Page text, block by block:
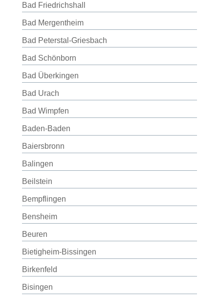
Bad Friedrichshall
Bad Mergentheim
Bad Peterstal-Griesbach
Bad Schönborn
Bad Überkingen
Bad Urach
Bad Wimpfen
Baden-Baden
Baiersbronn
Balingen
Beilstein
Bempflingen
Bensheim
Beuren
Bietigheim-Bissingen
Birkenfeld
Bisingen